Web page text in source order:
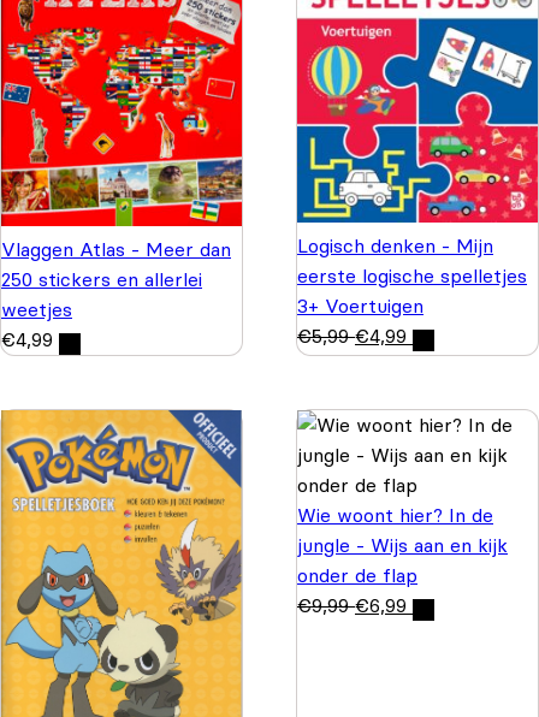
Vlaggen Atlas - Meer dan
250 stickers en allerlei
weetjes
€4,99
Logisch denken - Mijn
eerste logische spelletjes
3+ Voertuigen
€5,99 €4,99
Wie woont hier? In de
jungle - Wijs aan en kijk
onder de flap
€9,99 €6,99